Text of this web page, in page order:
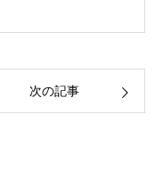
次の記事